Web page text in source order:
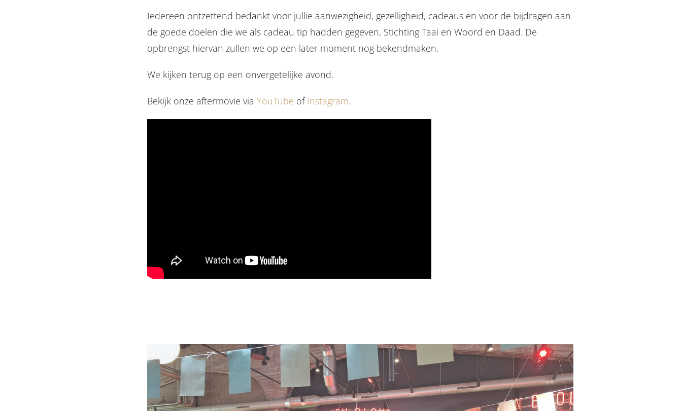
Iedereen ontzettend bedankt voor jullie aanwezigheid, gezelligheid, cadeaus en voor de bijdragen aan
de goede doelen die we als cadeau tip hadden gegeven, Stichting Taai en Woord en Daad. De
opbrengst hiervan zullen we op een later moment nog bekendmaken.
We kijken terug op een onvergetelijke avond.
Bekijk onze aftermovie via YouTube ofInstagram.